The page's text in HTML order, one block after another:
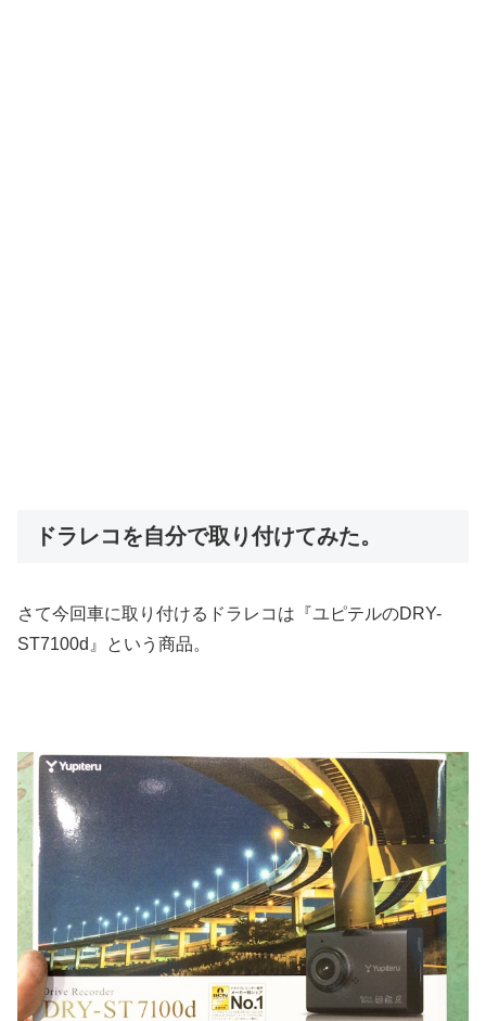
ドラレコを自分で取り付けてみた。
さて今回車に取り付けるドラレコは『ユピテルのDRY-
ST7100d』という商品。